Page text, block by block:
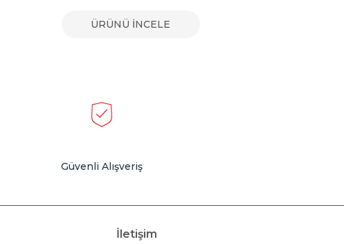
ÜRÜNÜ İNCELE
Güvenli Alışveriş
İletişim